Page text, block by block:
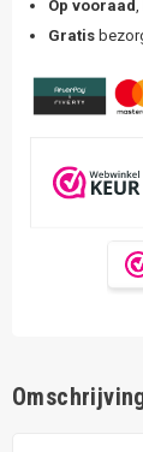
Op vooraad
Gratis